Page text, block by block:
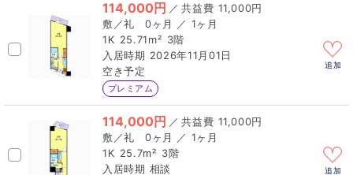
114,000円 ／
11,000円
0ヶ月 ／ 1ヶ月
1K 25.71m² 3階
2026年11月01日
空き予定
プレミアム
追加
114,000円 ／
11,000円
0ヶ月 ／ 1ヶ月
1K 25.7m² 3階
相談
追加